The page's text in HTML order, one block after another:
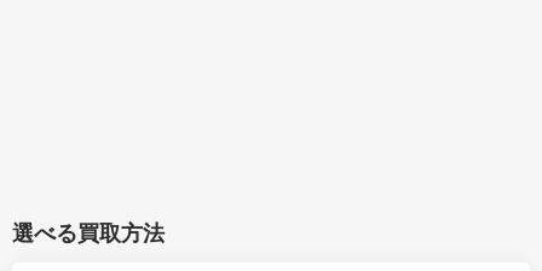
選べる買取方法